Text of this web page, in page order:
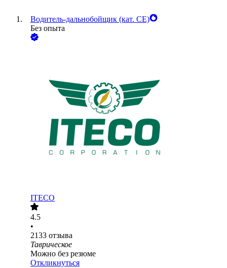
Водитель-дальнобойщик (кат. CE)
Без опыта
ITECO
4.5
•
2133 отзыва
Таврическое
Можно без резюме
Откликнуться